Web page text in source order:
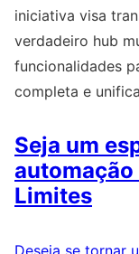
iniciativa visa
verdadeiro hub
funcionalidades
completa e
Seja um
automação
Limites
Deseja se tornar